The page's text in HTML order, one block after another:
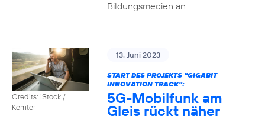
Bildungsmedien an.
Credits: iStock /
Kemter
13. Juni 2023
START DES PROJEKTS "GIGABIT
INNOVATION TRACK":
5G-Mobilfunk am
Gleis rückt näher